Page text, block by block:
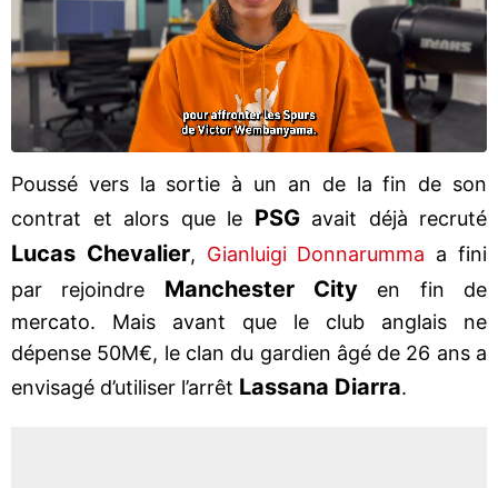
Poussé vers la sortie à un an de la fin de son
contrat et alors que le PSGavait déjà recruté
Lucas Chevalier, Gianluigi Donnarumma a fini
par rejoindre Manchester City en fin de
mercato. Mais avant que le club anglais ne
dépense 50M€, le clan du gardien âgé de 26 ans a
envisagé d’utiliser l’arrêt Lassana Diarra.